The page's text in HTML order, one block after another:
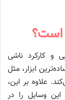
است؟
و کارکرد ناشی
ابزار، مثل
علاوه بر این،
وسایل را در